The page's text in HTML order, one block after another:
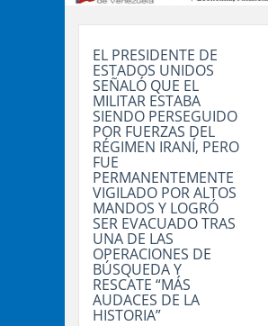
EL PRESIDENTE DE
ESTADOS UNIDOS
SEÑALÓ QUE EL
MILITAR ESTABA
SIENDO PERSEGUIDO
POR FUERZAS DEL
RÉGIMEN IRANÍ, PERO
FUE
PERMANENTEMENTE
VIGILADO POR ALTOS
MANDOS Y LOGRÓ
SER EVACUADO TRAS
UNA DE LAS
OPERACIONES DE
BÚSQUEDA Y
RESCATE “MÁS
AUDACES DE LA
HISTORIA”